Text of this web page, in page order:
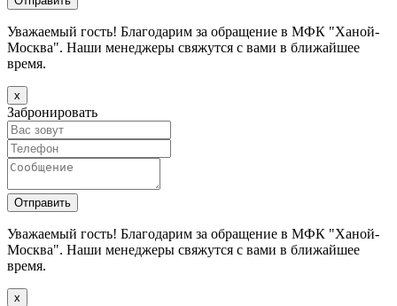
Уважаемый гость! Благодарим за обращение в МФК "Ханой-
Москва". Наши менеджеры свяжутся с вами в ближайшее
время.
х
Забронировать
Уважаемый гость! Благодарим за обращение в МФК "Ханой-
Москва". Наши менеджеры свяжутся с вами в ближайшее
время.
х